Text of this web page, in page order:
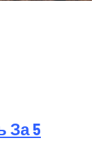
За 5